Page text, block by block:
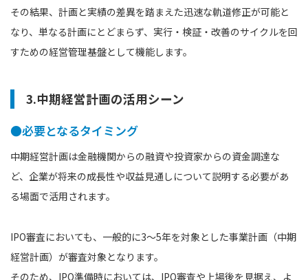
その結果、計画と実績の差異を踏まえた迅速な軌道修正が可能と
なり、単なる計画にとどまらず、実行・検証・改善のサイクルを回
すための経営管理基盤として機能します。
3.中期経営計画の活用シーン
●必要となるタイミング
中期経営計画は金融機関からの融資や投資家からの資金調達な
ど、企業が将来の成長性や収益見通しについて説明する必要があ
る場面で活用されます。
IPO審査においても、一般的に3～5年を対象とした事業計画（中期
経営計画）が審査対象となります。
そのため、IPO準備時においては、IPO審査や上場後を見据え、よ